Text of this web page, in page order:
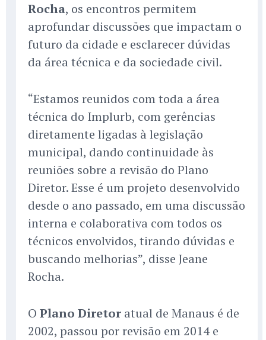
Rocha, os encontros permitem
aprofundar discussões que impactam o
futuro da cidade e esclarecer dúvidas
da área técnica e da sociedade civil.
“Estamos reunidos com toda a área
técnica do Implurb, com gerências
diretamente ligadas à legislação
municipal, dando continuidade às
reuniões sobre a revisão do Plano
Diretor. Esse é um projeto desenvolvido
desde o ano passado, em uma discussão
interna e colaborativa com todos os
técnicos envolvidos, tirando dúvidas e
buscando melhorias”, disse Jeane
Rocha.
O Plano Diretor atual de Manaus é de
2002, passou por revisão em 2014 e